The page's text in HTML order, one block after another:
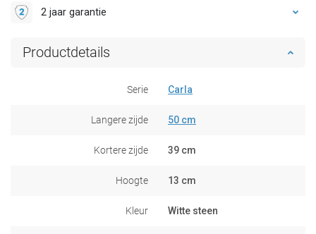
2 jaar garantie
Productdetails
Serie Carla
Langere zijde 50 cm
Kortere zijde 39 cm
Hoogte 13 cm
Kleur Witte steen